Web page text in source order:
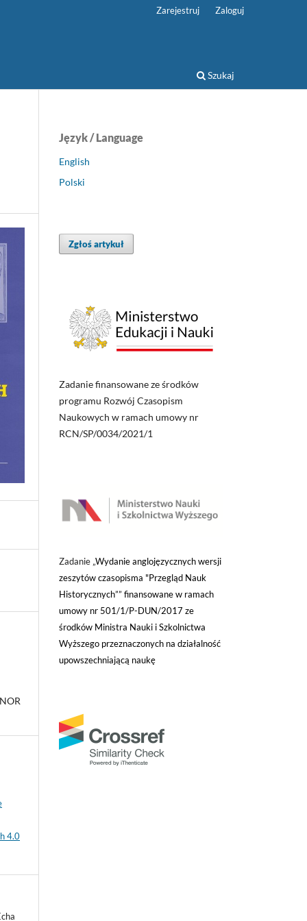
Szukaj
Zarejestruj Zaloguj
4.0
Język / Language
English
Polski
Zgłoś artykuł
Zadanie finansowane ze środków
programu Rozwój Czasopism
Naukowych w ramach umowy nr
RCN/SP/0034/2021/1
Zadanie „Wydanie anglojęzycznych wersji
zeszytów czasopisma "Przegląd Nauk
Historycznych”” finansowane w ramach
umowy nr 501/1/P-DUN/2017 ze
środków Ministra Nauki i Szkolnictwa
Wyższego przeznaczonych na działalność
upowszechniającą naukę